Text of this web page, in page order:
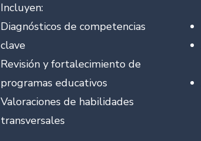
Incluyen:
Diagnósticos de competencias
clave
Revisión y fortalecimiento de
programas educativos
Valoraciones de habilidades
transversales